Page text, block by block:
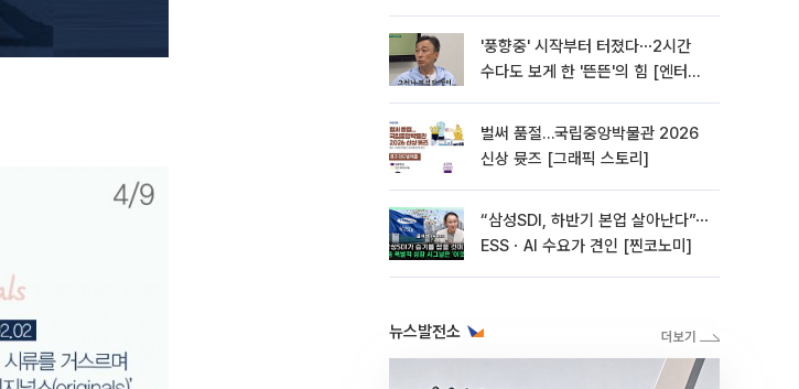
'풍향중' 시작부터 터졌다⋯2시간
수다도 보게 한 '뜬뜬'의 힘 [엔터로
벌써 품절…국립중앙박물관 2026
신상 뮷즈 [그래픽 스토리]
“삼성SDI, 하반기 본업 살아난다”⋯
ESSㆍAI 수요가 견인 [찐코노미]
뉴스발전소